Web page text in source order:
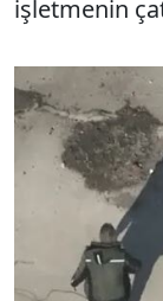
işletmenin